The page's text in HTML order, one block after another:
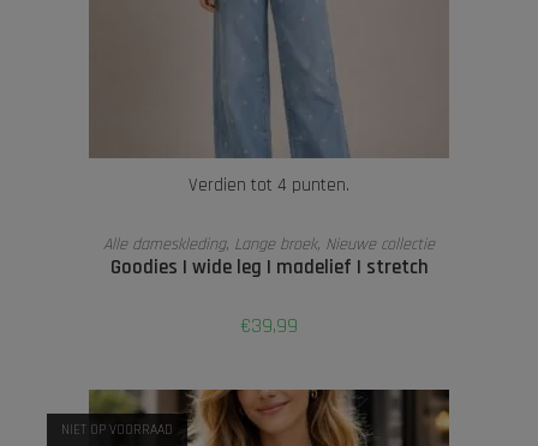
Verdien tot 4 punten.
OPTIES SELECTEREN
Alle dameskleding, Lange broek, Nieuwe collectie
Goodies | wide leg | madelief | stretch
€39,99
NIET OP VOORRAAD